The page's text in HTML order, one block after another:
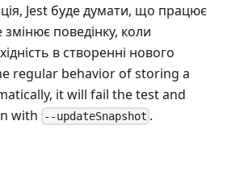
Jest буде думати, що працює
поведінку, коли
в створенні нового
regular behavior of storing a
it will fail the test and
with
--updateSnapshot .